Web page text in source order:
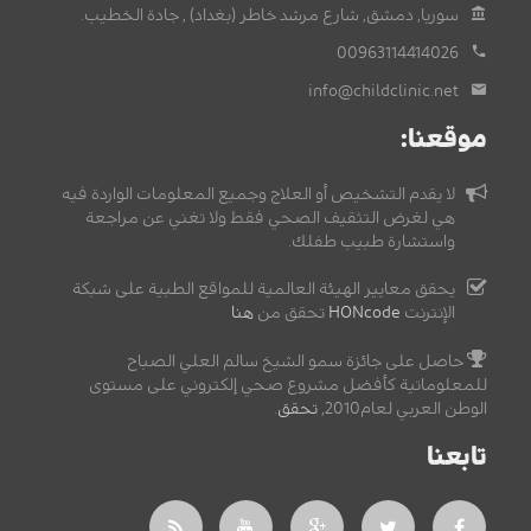
سوريا, دمشق, شارع مرشد خاطر (بغداد) , جادة الخطيب.
00963114414026
info@childclinic.net
موقعنا:
لا يقدم التشخيص أو العلاج وجميع المعلومات الواردة فيه
هي لغرض التثقيف الصحي فقط ولا تغني عن مراجعة
واستشارة طبيب طفلك.
يحقق معايير الهيئة العالمية للمواقع الطبية على شبكة
الإنترنت HONcode تحقق من هنا
حاصل على جائزة سمو الشيخ سالم العلي الصباح
للمعلوماتية كأفضل مشروع صحي إلكتروني على مستوى
الوطن العربي لعام2010,
تحقق.
تابعنا